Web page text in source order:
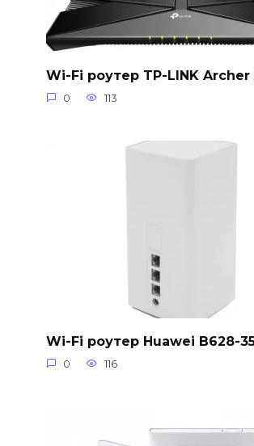
Wi-Fi роутер TP-LINK Archer
0 113
Wi-Fi роутер Huawei B628-
0 116